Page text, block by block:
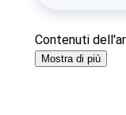
Contenuti
Mostra di più